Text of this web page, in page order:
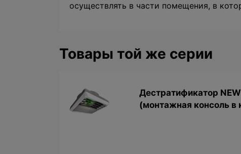
осуществлять в части помещения, в
Товары той же серии
Дестратификатор
(монтажная консоль в